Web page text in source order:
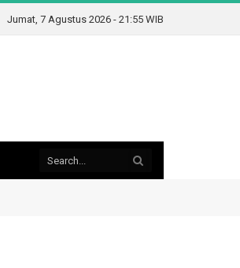
Jumat, 7 Agustus 2026 - 21:55 WIB